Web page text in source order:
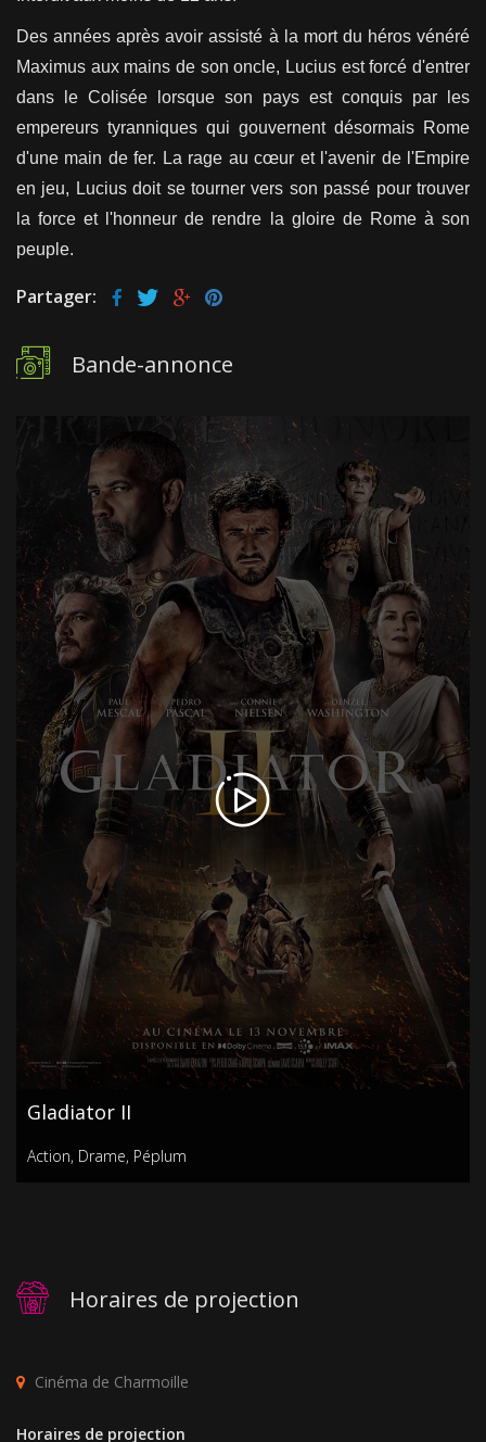
Des années après avoir assisté à la mort du héros vénéré
Maximus aux mains de son oncle, Lucius est forcé d'entrer
dans le Colisée lorsque son pays est conquis par les
empereurs tyranniques qui gouvernent désormais Rome
d'une main de fer. La rage au cœur et l'avenir de l'Empire
en jeu, Lucius doit se tourner vers son passé pour trouver
la force et l'honneur de rendre la gloire de Rome à son
peuple.
Partager:
Bande-annonce
Gladiator II
Action, Drame, Péplum
Horaires de projection
Cinéma de Charmoille
Horaires de projection